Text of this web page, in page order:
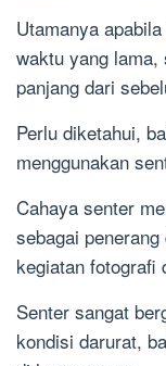
Utamanya
waktu yang lama,
panjang dari
Perlu diketahui,
menggunakan
Cahaya senter
sebagai
kegiatan fotografi
Senter sangat
kondisi darurat,